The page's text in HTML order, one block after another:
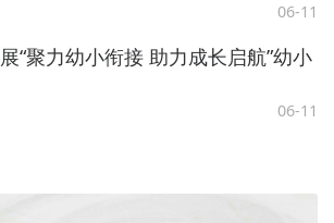
06-11
“聚力幼小衔接 助力成长启航”幼小
06-11